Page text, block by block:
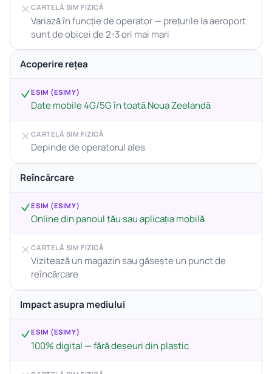
CARTELĂ SIM FIZICĂ
Variază în funcție de operator — prețurile la aeroport
sunt de obicei de 2-3 ori mai mari
Acoperire rețea
ESIM (ESIMY)
Date mobile 4G/5G în toată Noua Zeelandă
CARTELĂ SIM FIZICĂ
Depinde de operatorul ales
Reîncărcare
ESIM (ESIMY)
Online din panoul tău sau aplicația mobilă
CARTELĂ SIM FIZICĂ
Vizitează un magazin sau găsește un punct de
reîncărcare
Impact asupra mediului
ESIM (ESIMY)
100% digital — fără deșeuri din plastic